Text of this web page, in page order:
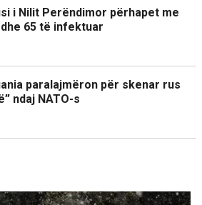
i Nilit Perëndimor përhapet me
65 të infektuar
paralajmëron për skenar rus
ndaj NATO-s